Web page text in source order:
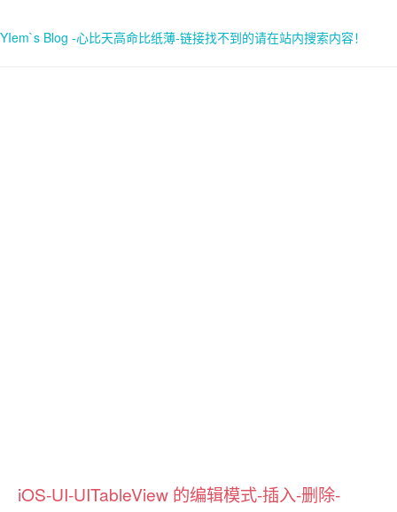
YIem`s Blog -心比天高命比纸薄-链接找不到的请在站内搜索内容！
iOS-UI-UITableView 的编辑模式-插入-删除-